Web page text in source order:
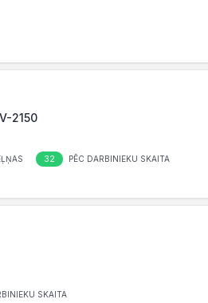
2150
32 PĒC DARBINIEKU SKAITA
SKAITA